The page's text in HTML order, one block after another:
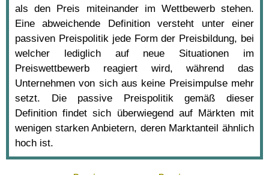
als den Preis miteinander im Wettbewerb stehen.
Eine abweichende Definition versteht unter einer
passiven Preispolitik jede Form der Preisbildung, bei
welcher lediglich auf neue Situationen im
Preiswettbewerb reagiert wird, während das
Unternehmen von sich aus keine Preisimpulse mehr
setzt. Die passive Preispolitik gemäß dieser
Definition findet sich überwiegend auf Märkten mit
wenigen starken Anbietern, deren Marktanteil ähnlich
hoch ist.